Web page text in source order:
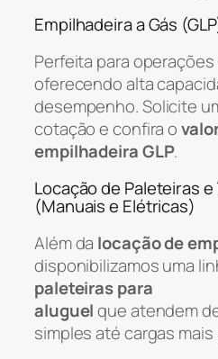
Empilhadeira a Gás
Perfeita para
oferecendo alta
desempenho. Solicite
cotação e confira o
empilhadeira GLP.
Locação de Paleteiras
(Manuais e Elétricas)
Além da locação de
disponibilizamos uma
paleteiras para
aluguelque atendem
simples até cargas